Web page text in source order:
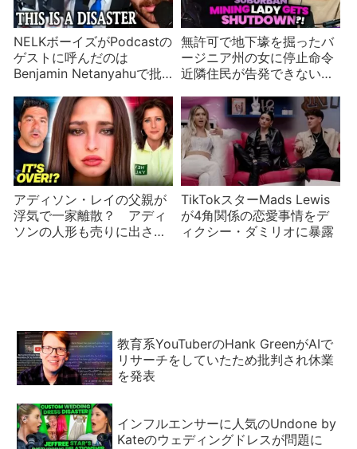
NELKボーイズがPodcastの
ゲストに呼んだのは
Benjamin Netanyahuで批
無許可で地下壕を掘ったバ
ージニア州の女に停止命令
近隣住民が告発できない悲
アディソン・レイの父親が
浮気で一家離散？ アディ
ソンの人形も売りに出され
TikTokスターMads Lewis
が4角関係の恋愛事情をデ
ィクシー・ダミリオに暴露
教育系YouTuberのHank GreenがAIで
リサーチをしていたため批判され休業
を発表
インフルエンサーに人気のUndone by
Kateのウェディングドレスが問題に